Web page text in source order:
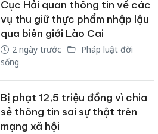
Cục Hải quan thông tin về các
vụ thu giữ thực phẩm nhập lậu
qua biên giới Lào Cai
2 ngày trước
Pháp luật đời
sống
Bị phạt 12,5 triệu đồng vì chia
sẻ thông tin sai sự thật trên
mạng xã hội